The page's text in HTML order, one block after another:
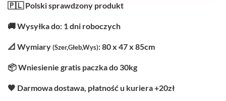
🇵🇱 Polski sprawdzony produkt
🚚 Wysyłka do: 1 dni roboczych
📐 Wymiary(Szer,Głeb,Wys): 80 x 47 x 85cm
📦 Wniesienie gratis paczka do 30kg
🧡 Darmowa dostawa, płatność u kuriera +20zł